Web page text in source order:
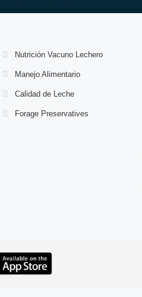
Nutrición Vacuno Lechero
Manejo Alimentario
Calidad de Leche
Forage Preservatives